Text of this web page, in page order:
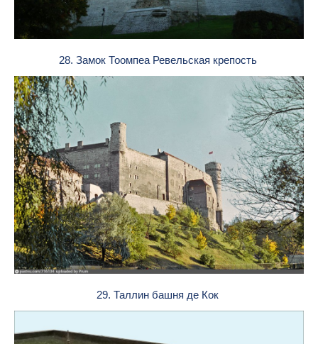
28. Замок Тоомпеа Ревельская крепость
29. Таллин башня де Кок